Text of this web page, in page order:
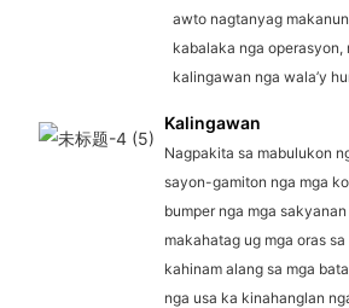
awto nagtanyag
kabalaka nga operasyon,
kalingawan nga wala’y
Kalingawan
Nagpakita sa mabulukon
sayon-gamiton nga mga
bumper nga mga
makahatag ug mga oras
kahinam alang sa mga
nga usa ka kinahanglan